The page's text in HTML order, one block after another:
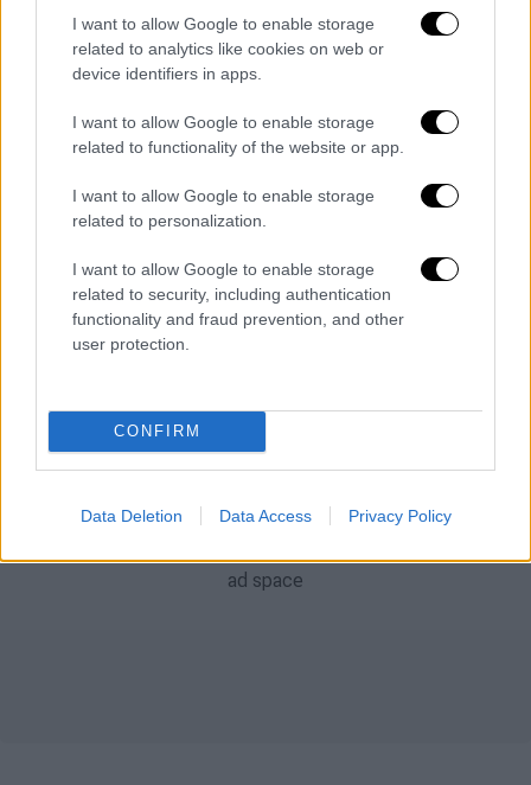
I want to allow Google to enable storage
related to analytics like cookies on web or
device identifiers in apps.
I want to allow Google to enable storage
related to functionality of the website or app.
I want to allow Google to enable storage
related to personalization.
I want to allow Google to enable storage
related to security, including authentication
functionality and fraud prevention, and other
user protection.
CONFIRM
Data Deletion Data Access Privacy Policy
ΑΛΛΑ #TAGS
Λίνα Μενδώνη
Αμφίπολη
γεωφυσική διασκόπηση
εργασίες αναστήλωσης
Κεντρικό Αρχαιολογικό Συμβούλιο
εργασίες συντήρησης